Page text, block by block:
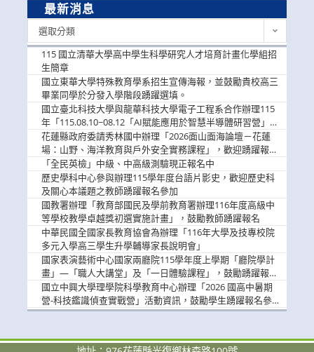
最新消息
選取分類
115 國立清華大學高中學生科學研究人才培育計畫化學組招
生簡章
國立東華大學特殊教育學系招生宣傳海報，並鼓勵貴校高三
畢業同學於分發入學階段踴躍選填。
國立臺北科技大學與龍華科技大學電子工程系合作辦理115
年「115.08.10~08.12「AI賦能應用於智慧半導體研習營」，
歡迎學生踴躍報名參加
花蓮縣政府委請秀林國中辦理「2026面山面海論壇－花蓮
場：山野、海洋教育與戶外安全實務課程」，歡迎踴躍報名
參加
「全民英檢」中級、中高級測驗現正報名中
歷史學科中心參與辦理115學年度台語片影史，歡迎歷史科
及關心本議題之教師踴躍報名參加
國教署辦理「教育部國民及學前教育署辦理116年度高級中
等學校教學卓越獎初選實施計畫」，鼓勵教師踴躍報名
中華民國全國家長教育協會為辦理「116年大學及技專校院
多元入學高三學生升學輔導家長說明會」
國家表演藝術中心國家兩廳院115學年度上學期「廳院學計
畫」—「職人大講堂」及「一日體驗課程」，鼓勵踴躍報名
參與。
國立中興大學理學院科學教育中心辦理「2026 國高中暑期
營-科技鑑識偵查實戰營」活動資訊，鼓勵學生踴躍報名參
加。